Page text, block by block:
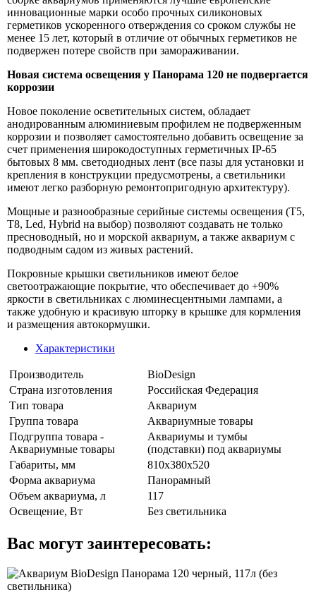
инновационные марки особо прочных силиконовых
герметиков ускоренного отверждения со сроком службы не
менее 15 лет, который в отличие от обычных герметиков не
подвержен потере свойств при замораживании.
Новая система освещения у Панорама 120 не подвергается
коррозии
Новое поколение осветительных систем, обладает
анодированным алюминиевым профилем не подверженным
коррозии и позволяет самостоятельно добавить освещение за
счет применения широкодоступных герметичных IP-65
бытовых 8 мм. светодиодных лент (все пазы для установки и
крепления в конструкции предусмотрены, а светильники
имеют легко разборную ремонтопригодную архитектуру).
Мощные и разнообразные серийные системы освещения (T5,
T8, Led, Hybrid на выбор) позволяют создавать не только
пресноводный, но и морской аквариум, а также аквариум с
подводным садом из живых растений.
Покровные крышки светильников имеют белое
светоотражающие покрытие, что обеспечивает до +90%
яркости в светильниках с люминесцентными лампами, а
также удобную и красивую шторку в крышке для кормления
и размещения автокормушки.
Характеристики
Производитель
BioDesign
Страна изготовления
Российская Федерация
Тип товара
Аквариум
Группа товара
Аквариумные товары
Подгруппа товара -
Аквариумные товары
Аквариумы и тумбы
(подставки) под аквариумы
Габариты, мм
810х380х520
Форма аквариума
Панорамный
Объем аквариума, л
117
Освещение, Вт
Без светильника
Вас могут заинтересовать: